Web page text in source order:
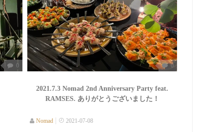
0 0
2021.7.3 Nomad 2nd Anniversary Party feat.
RAMSES. ありがとうございました！
Nomad 2021-07-08